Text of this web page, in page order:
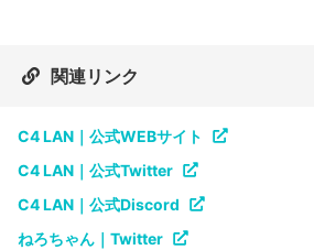
関連リンク
C4 LAN｜公式WEBサイト
C4 LAN｜公式Twitter
C4 LAN｜公式Discord
ねろちゃん｜Twitter